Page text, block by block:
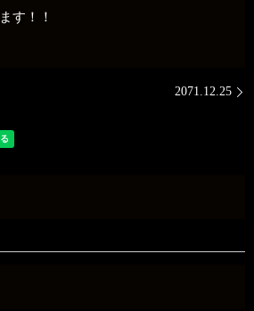
す！！
2071.12.25